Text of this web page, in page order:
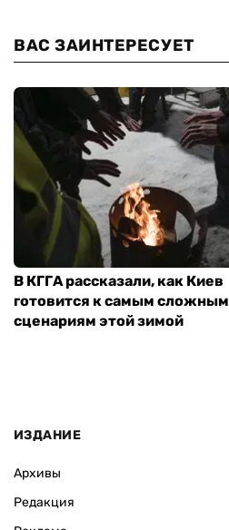
ВАС ЗАИНТЕРЕСУЕТ
В КГГА рассказали, как Киев
готовится к самым сложным
сценариям этой зимой
ИЗДАНИЕ
Архивы
Редакция